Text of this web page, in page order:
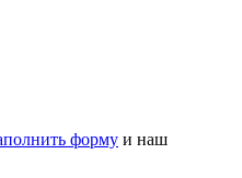
форму и наш